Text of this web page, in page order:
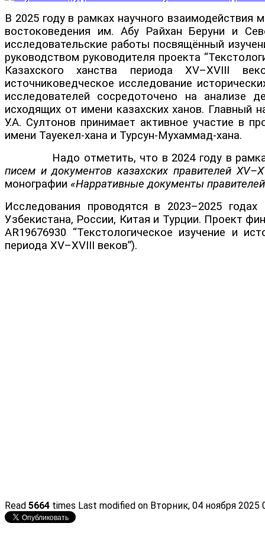
В 2025 году в рамках научного
востоковедения им. Абу Райхан Беруни и
исследовательские работы посвящённый
руководством руководителя проекта
Казахского ханства периода XV–XVIII
источниковедческое исследование
исследователей сосредоточено на анализе
исходящих от имени казахских ханов. Главный
У.А. Султонов принимает активное участие в
имени Тауекел-хана и Турсун-Мухаммад-хана.
Надо отметить, что в 2024 году в рамках
писем и документов казахских правителей
монографии «Нарративные документы
Исследования проводятся в 2023–2025
Узбекистана, России, Китая и Турции. Проект
AR19676930 “Текстологическое изучение и
периода XV–XVIII веков”).
Read 5664 times Last modified on Вторник, 04 ноября 2025